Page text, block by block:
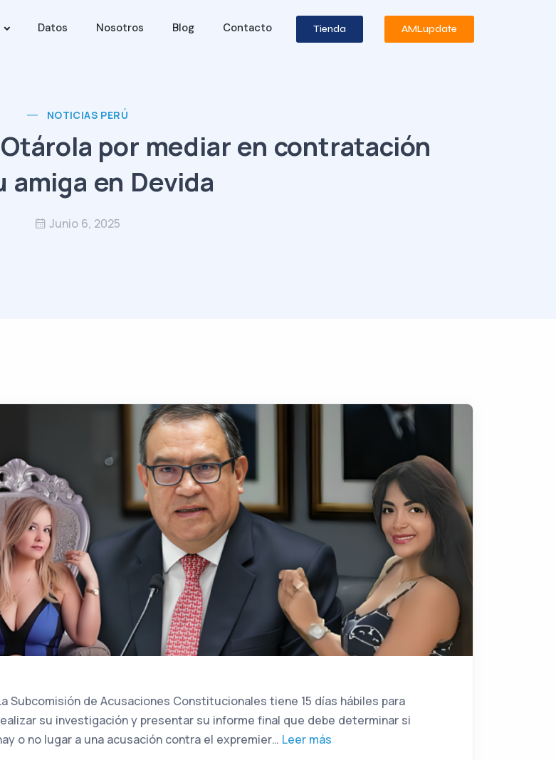
Datos Nosotros Blog Contacto Tienda AMLupdate
NOTICIAS PERÚ
por mediar en contratación
amiga en Devida
Junio 6, 2025
Subcomisión de Acusaciones Constitucionales tiene 15 días hábiles para
su investigación y presentar su informe final que debe determinar si
o no lugar a una acusación contra el expremier… Leer más